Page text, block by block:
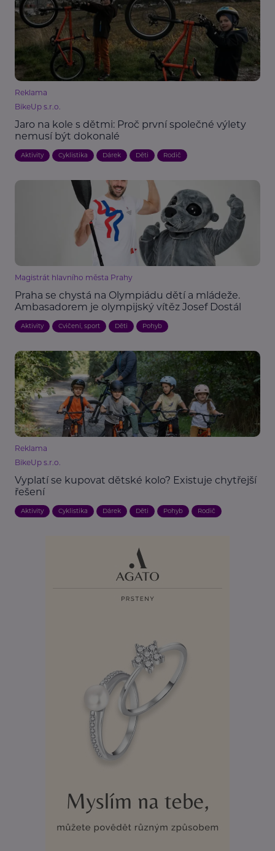
Reklama
BikeUp s.r.o.
Jaro na kole s dětmi: Proč první společné výlety
nemusí být dokonalé
Aktivity Cyklistika Dárek Děti Rodič
Magistrát hlavního města Prahy
Praha se chystá na Olympiádu dětí a mládeže.
Ambasadorem je olympijský vítěz Josef Dostál
Aktivity Cvičení, sport Děti Pohyb
Reklama
BikeUp s.r.o.
Vyplatí se kupovat dětské kolo? Existuje chytřejší
řešení
Aktivity Cyklistika Dárek Děti Pohyb Rodič